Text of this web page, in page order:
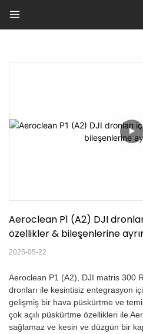
Aeroclean P1 (A2) DJI
özellikler & bileşenlerine
2025-05-22
Aeroclean P1 (A2), DJI matris 300
dronları ile kesintisiz entegrasyon
gelişmiş bir hava püskürtme ve
çok açılı püskürtme özellikleri ile
sağlamaz ve kesin ve düzgün bir